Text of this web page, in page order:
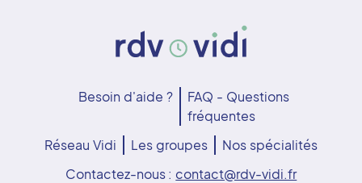
Besoin d'aide ?
FAQ - Questions
fréquentes
Réseau Vidi
Les groupes
Nos spécialités
Contactez-nous : contact@rdv-vidi.fr